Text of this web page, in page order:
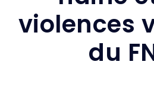
violences
du